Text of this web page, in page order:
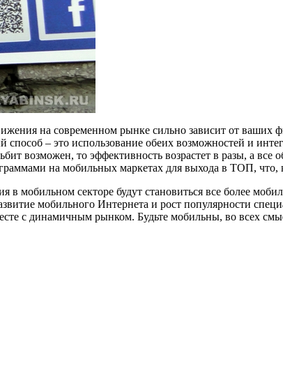
на современном рынке сильно зависит от ваших
– это использование обеих возможностей и
возможен, то эффективность возрастет в разы, а все
на мобильных маркетах для выхода в ТОП,
в мобильном секторе будут становиться все более
мобильного Интернета и рост популярности
с динамичным рынком. Будьте мобильны, во всех